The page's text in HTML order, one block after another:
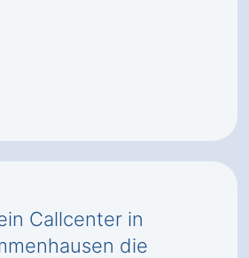
Callcenter in
die